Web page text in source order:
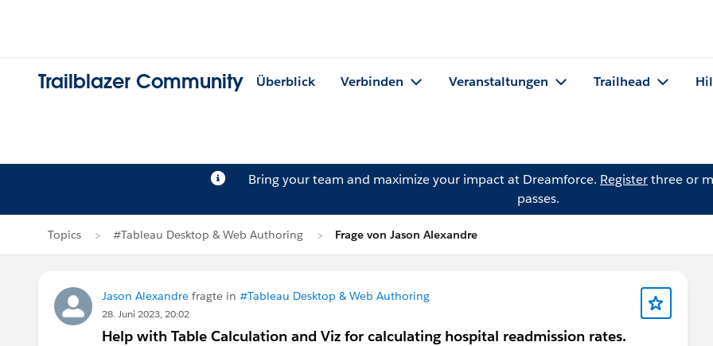
Trailblazer Community Überblick Verbinden Veranstaltungen Trailhead
Bring your team and maximize your impact at Dreamforce. Registerthree or
passes.
Topics #Tableau Desktop & Web Authoring Frage von Jason Alexandre
Jason Alexandre fragte in #Tableau Desktop & Web Authoring
28. Juni 2023, 20:02
Help with Table Calculation and Viz for calculating hospital readmission rates.